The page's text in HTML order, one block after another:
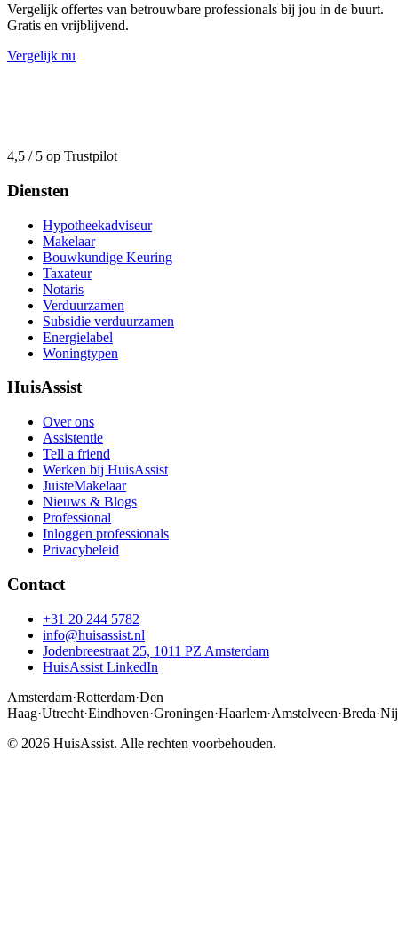
Vergelijk offertes van betrouwbare professionals bij jou in de buurt.
Gratis en vrijblijvend.
Vergelijk nu
4,5 / 5 op Trustpilot
Diensten
Hypotheekadviseur
Makelaar
Bouwkundige Keuring
Taxateur
Notaris
Verduurzamen
Subsidie verduurzamen
Energielabel
Woningtypen
HuisAssist
Over ons
Assistentie
Tell a friend
Werken bij HuisAssist
JuisteMakelaar
Nieuws & Blogs
Professional
Inloggen professionals
Privacybeleid
Contact
+31 20 244 5782
info@huisassist.nl
Jodenbreestraat 25, 1011 PZ Amsterdam
HuisAssist LinkedIn
Amsterdam·Rotterdam·Den
Haag·Utrecht·Eindhoven·Groningen·Haarlem·Amstelveen·Breda·
© 2026 HuisAssist. Alle rechten voorbehouden.